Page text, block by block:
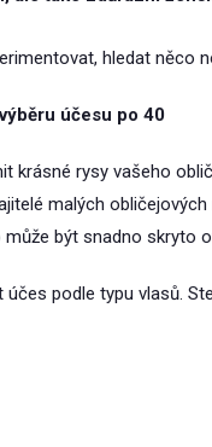
hledat něco
účesu po 40
krásné rysy vašeho
malých
být snadno skryto
podle typu vlasů.